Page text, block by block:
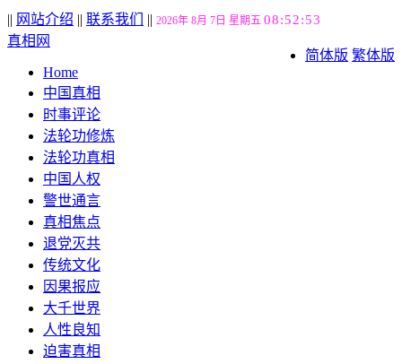
|| 网站介绍 || 联系我们 || 2026年 8月 7日 星期五 08:52:55
简体版 繁体版
真相网
Home
中国真相
时事评论
法轮功修炼
法轮功真相
中国人权
警世通言
真相焦点
退党灭共
传统文化
因果报应
大千世界
人性良知
迫害真相